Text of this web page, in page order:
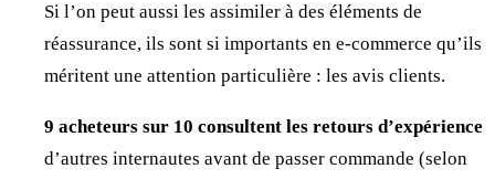
Si l’on peut aussi les assimiler à des éléments de
réassurance, ils sont si importants en e-commerce qu’ils
méritent une attention particulière : les avis clients.
9 acheteurs sur 10 consultent les retours d’expérience
d’autres internautes avant de passer commande (selon